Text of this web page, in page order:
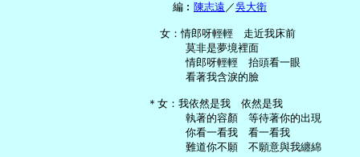
     編︰
陳志遠 ／吳大衛
   女：情郎呀輕輕　走近我床前
       莫非是夢境裡面
       情郎呀輕輕　抬頭看一眼
       看著我含淚的臉
＊女：我依然是我　依然是我
       執著的容顏　等待著你的出現
       你看一看我　看一看我
       難道你不願　不願意與我纏綿